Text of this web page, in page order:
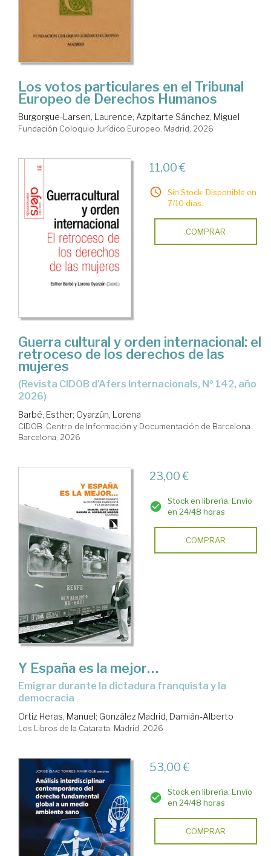
Los votos particulares en el Tribunal
Europeo de Derechos Humanos
Burgorgue-Larsen, Laurence; Azpitarte Sánchez, Miguel
Fundación Coloquio Jurídico Europeo. Madrid, 2026
11,00 €
Sin Stock. Disponible en
7/10 días.
COMPRAR
Guerra cultural y orden internacional: el
retroceso de los derechos de las
mujeres
(Revista CIDOB d'Afers Internacionals, Nº 142, año
2026)
Barbé, Esther; Oyarzún, Lorena
CIDOB. Centro de Información y Documentación de Barcelona.
Barcelona, 2026
23,00 €
Stock en librería. Envío
en 24/48 horas
COMPRAR
Y España es la mejor…
Emigrar durante la dictadura franquista y la
democracia
Ortiz Heras, Manuel; González Madrid, Damián-Alberto
Los Libros de la Catarata. Madrid, 2026
53,00 €
Stock en librería. Envío
en 24/48 horas
COMPRAR